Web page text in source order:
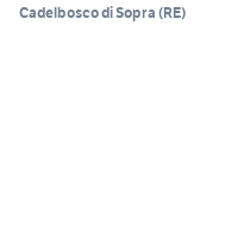
Cadelbosco di Sopra (RE)